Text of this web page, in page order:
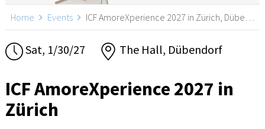
Home Events ICF AmoreXperience 2027 in Zürich, Dübendorf
Sat, 1/30/27 The Hall, Dübendorf
ICF AmoreXperience 2027 in
Zürich